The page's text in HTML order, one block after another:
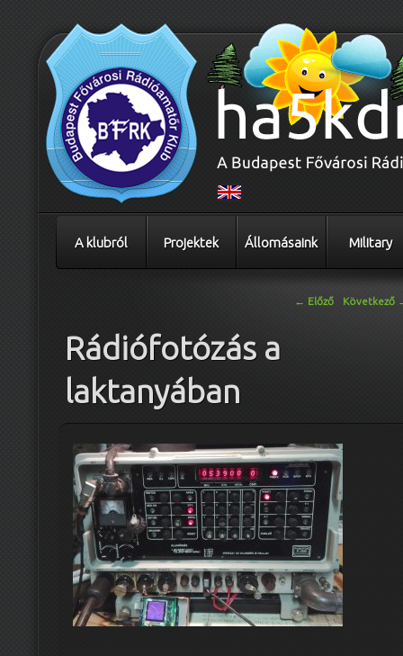
A klubról Projektek Állomásaink Military
← Előző Következő
Rádiófotózás a
laktanyában